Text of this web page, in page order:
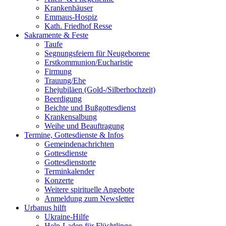
Krankenhäuser
Emmaus-Hospiz
Kath. Friedhof Resse
Sakramente & Feste
Taufe
Segnungsfeiern für Neugeborene
Erstkommunion/Eucharistie
Firmung
Trauung/Ehe
Ehejubiläen (Gold-/Silberhochzeit)
Beerdigung
Beichte und Bußgottesdienst
Krankensalbung
Weihe und Beauftragung
Termine, Gottesdienste & Infos
Gemeindenachrichten
Gottesdienste
Gottesdienstorte
Terminkalender
Konzerte
Weitere spirituelle Angebote
Anmeldung zum Newsletter
Urbanus hilft
Ukraine-Hilfe